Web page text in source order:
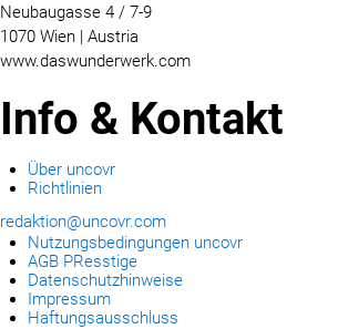
Neubaugasse 4 / 7-9
1070 Wien | Austria
www.daswunderwerk.com
Info & Kontakt
Über uncovr
Richtlinien
redaktion@uncovr.com
Nutzungsbedingungen uncovr
AGB PResstige
Datenschutzhinweise
Impressum
Haftungsausschluss